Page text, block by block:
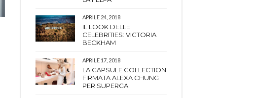
APRILE 24, 2018
IL LOOK DELLE
CELEBRITIES: VICTORIA
BECKHAM
APRILE 17, 2018
LA CAPSULE COLLECTION
FIRMATA ALEXA CHUNG
PER SUPERGA